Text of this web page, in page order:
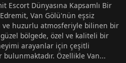
Escort Dünyasına Kapsamlı Bir
Edremit, Van Gölü'nün eşsiz
ve huzurlu atmosferiyle bilinen bir
bölgede, özel ve kaliteli bir
arayanlar için çeşitli
bulunmaktadır. Özellikle Van...